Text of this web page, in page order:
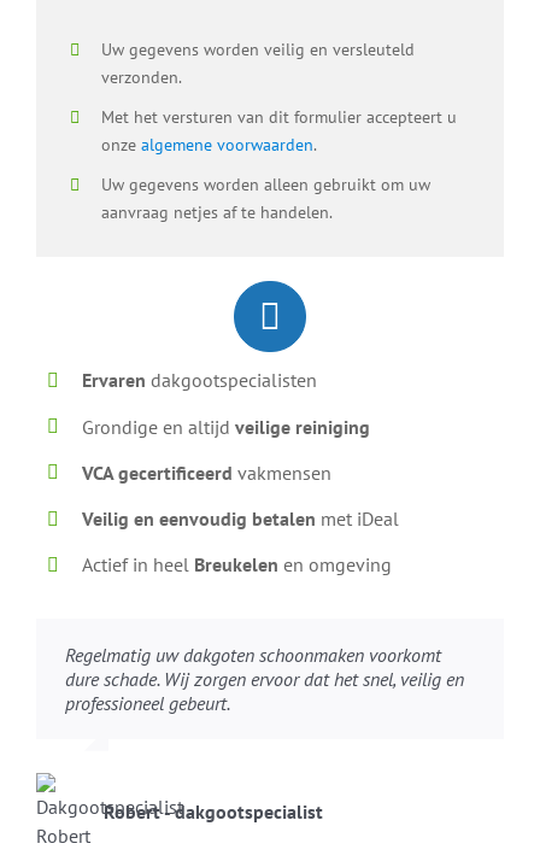
Uw gegevens worden veilig en versleuteld
verzonden.
Met het versturen van dit formulier accepteert u
onze algemene voorwaarden.
Uw gegevens worden alleen gebruikt om uw
aanvraag netjes af te handelen.
Ervaren dakgootspecialisten
Grondige en altijdveilige reiniging
VCA gecertificeerdvakmensen
Veilig en eenvoudig betalen met iDeal
Actief in heel Breukelen en omgeving
Regelmatig uw dakgoten schoonmaken voorkomt
dure schade. Wij zorgen ervoor dat het snel, veilig en
professioneel gebeurt.
Robert - dakgootspecialist